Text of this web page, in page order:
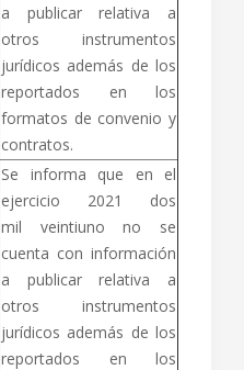
a publicar relativa a
otros instrumentos
jurídicos además de los
reportados en los
formatos de convenio y
contratos.
Se informa que en el
ejercicio 2021 dos
mil veintiuno no se
cuenta con información
a publicar relativa a
otros instrumentos
jurídicos además de los
reportados en los